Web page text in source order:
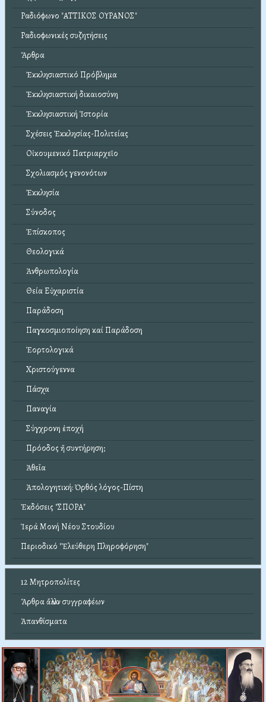
Ραδιόφωνο "ΑΤΤΙΚΟΣ ΟΥΡΑΝΟΣ"
Ραδιοφωνικές συζητήσεις
Ἄρθρα
Ἐκκλησιαστικό Πρόβλημα
Ἐκκλησιαστική δικαιοσύνη
Ἐκκλησιαστική Ἱστορία
Σχέσεις Ἐκκλησίας-Πολιτείας
Οἰκουμενικό Πατριαρχεῖο
Σχολιασμός γενονότων
Ἐκκλησία
Σύνοδος
Ἐπίσκοπος
Θεολογικά
Ἀνθρωπολογία
Θεία Εὐχαριστία
Παράδοση
Παγκοσμιοποίηση καί Παράδοση
Ἑορτολογικά
Χριστούγεννα
Πάσχα
Παναγία
Σύγχρονη ἐποχή
Πρόοδος ἤ συντήρηση;
Ἀθεΐα
Ἀπολογητική: Ὀρθός λόγος-Πίστη
Ἐκδόσεις "ΣΠΟΡΑ"
Ἱερά Μονή Νέου Στουδίου
Περιοδικό "Ἐλεύθερη Πληροφόρηση"
12 Μητροπολίτες
Ἄρθρα ἄλλων συγγραφέων
Ἀπανθίσματα